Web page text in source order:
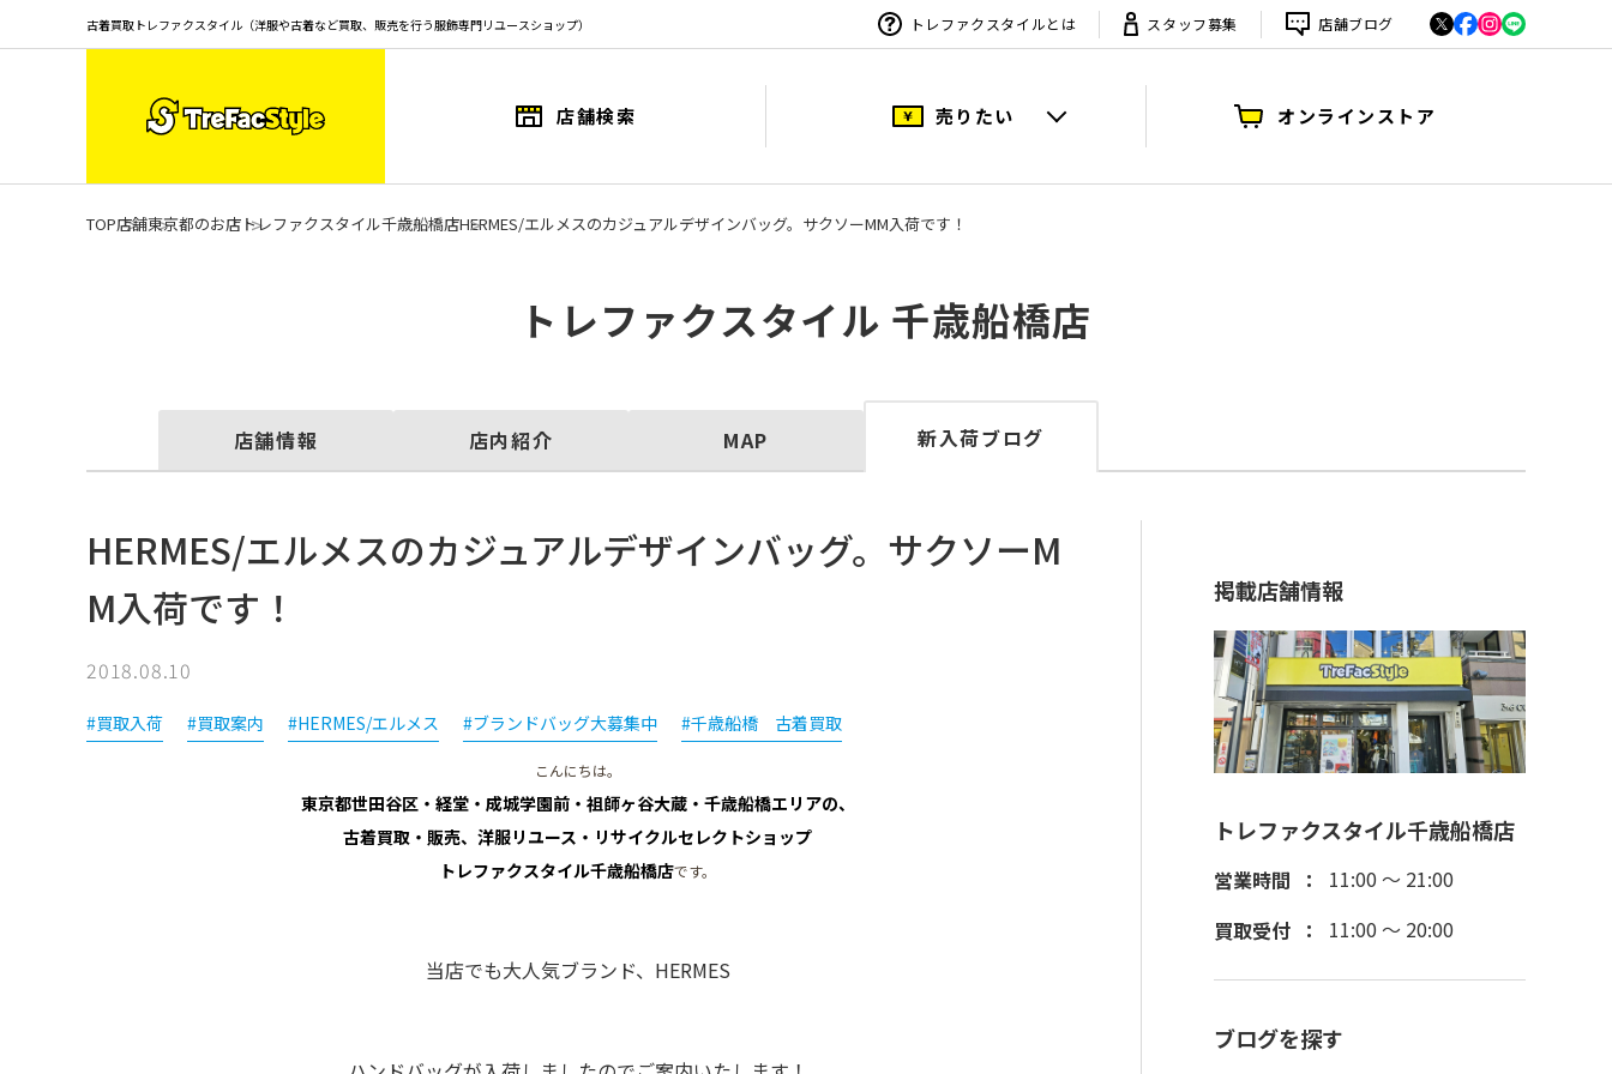
古着買取トレファクスタイル（洋服や古着など買取、販売を行う服飾専門リユースショップ） トレファクスタイルとは スタッフ募集 店舗ブログ
店舗検索 売りたい オンラインストア
TOP店舗東京都のお店 トレファクスタイル千歳船橋店HERMES/エルメスのカジュアルデザインバッグ。サクソーMM入荷です！
トレファクスタイル 千歳船橋店
店舗情報 店内紹介 MAP 新入荷ブログ
HERMES/エルメスのカジュアルデザインバッグ。サクソーM
M入荷です！
2018.08.10
#買取入荷 #買取案内 #HERMES/エルメス #ブランドバッグ大募集中 #千歳船橋 古着買取
こんにちは。
東京都世田谷区・経堂・成城学園前・祖師ヶ谷大蔵・千歳船橋エリアの、
古着買取・販売、洋服リユース・リサイクルセレクトショップ
トレファクスタイル千歳船橋店です。
当店でも大人気ブランド、HERMES
掲載店舗情報
トレファクスタイル千歳船橋店
営業時間
11:00 ～ 21:00
買取受付
11:00 ～ 20:00
ブログを探す